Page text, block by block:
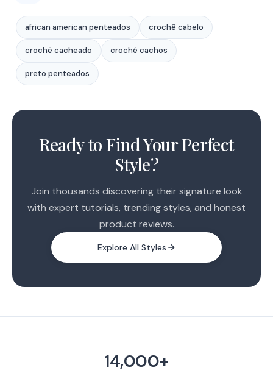
african american penteados crochê cabelo
crochê cacheado crochê cachos
preto penteados
Ready to Find Your Perfect
Style?
Join thousands discovering their signature look
with expert tutorials, trending styles, and honest
product reviews.
Explore All Styles
14,000+